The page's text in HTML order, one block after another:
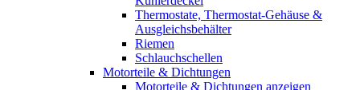
Thermostate, Thermostat-Gehäuse &
Ausgleichsbehälter
Riemen
Schlauchschellen
Motorteile & Dichtungen
Motorteile & Dichtungen anzeigen